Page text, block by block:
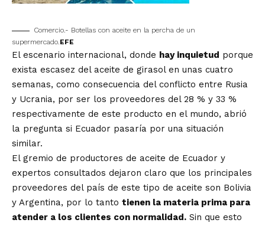
Comercio.- Botellas con aceite en la percha de un
supermercado.EFE
El escenario internacional, donde hay inquietud porque
exista escasez del aceite de girasol en unas cuatro
semanas, como consecuencia del conflicto entre Rusia
y Ucrania, por ser los proveedores del 28 % y 33 %
respectivamente de este producto en el mundo, abrió
la pregunta si Ecuador pasaría por una situación
similar.
El gremio de productores de aceite de Ecuador y
expertos consultados dejaron claro que los principales
proveedores del país de este tipo de aceite son Bolivia
y Argentina, por lo tanto tienen la materia prima para
atender a los clientes con normalidad. Sin que esto